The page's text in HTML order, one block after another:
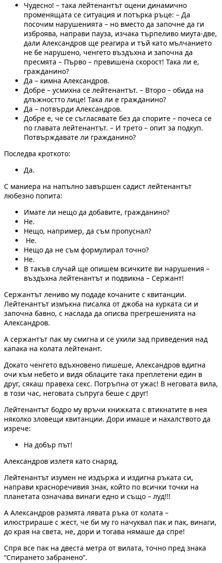
Чудесно! – така лейтенантът оцени динамично
променящата се ситуация и потърка ръце: – Да
посочим нарушенията – но вместо да започне да ги
изброява, направи пауза, изчака търпеливо миута-две,
дали Александров ще реагира и тъй като мълчанието
не бе нарушено, ченгето въздъхна и започна да
пресмята – Първо – превишена скорост! Така ли е,
гражданино?
Да – кимна Александров.
Добре – усмихна се лейтенантът. – Второ – обида на
длъжностто лице! Така ли е гражданино?
Да – потвърди Александров.
Добре е, че се съгласявате без да спорите – почеса се
по главата лейтенантът. – И трето – опит за подкуп.
Потвърждавате ли гражданино?
Последва кроткото:
Да.
С маниера на напълно завършен садист лейтенантът
любезно попита:
Имате ли нещо да добавите, гражданино?
Не.
Нещо, например, да съм пропуснал?
Не.
Нещо да не съм формулирал точно?
Не.
В такъв случай ще опишем всичките ви нарушения –
въздъхна лейтенантът и подвикна – Сержант!
Сержантът лениво му подаде кочаните с квитанции.
Лейтенантът измъкна писалка от джоба на курката си и
започна бавно, с наслада да описва прегрешенията на
Александров.
А сержантът пак му смигна и се ухили зад приведения над
капака на колата лейтенант.
Докато ченгето вдъхновено пишеше, Александров вдигна
очи към небето и видя облаците така преплетени един в
друг, сякаш правеха секс. Потръпна от ужас! В неговата вила,
в този час, неговата съпруга беше с друг!
Лейтенантът бодро му връчи книжката с втикнатите в нея
няколко зловещи квитанции. Дори имаше и нахалството да
изрече:
На добър път!
Александров излетя като снаряд.
Лейтенантът изумен не издържа и издигна ръката си,
направи красноречивия знак, който по всички точки на
планетата означава винаги едно и също – луд!!!
А Александров размята лявата ръка от колата –
илюстрираше с жест, че би му го начуквал пак и пак, винаги,
до края на света, не, дори и тогава нямаше да спре!
Спря все пак на двеста метра от вилата, точно пред знака
“Спирането забранено”.